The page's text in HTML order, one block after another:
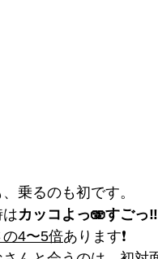
乗るのも初です。
はカッコよっ🫨すごっ‼️
4〜5倍あります❗️